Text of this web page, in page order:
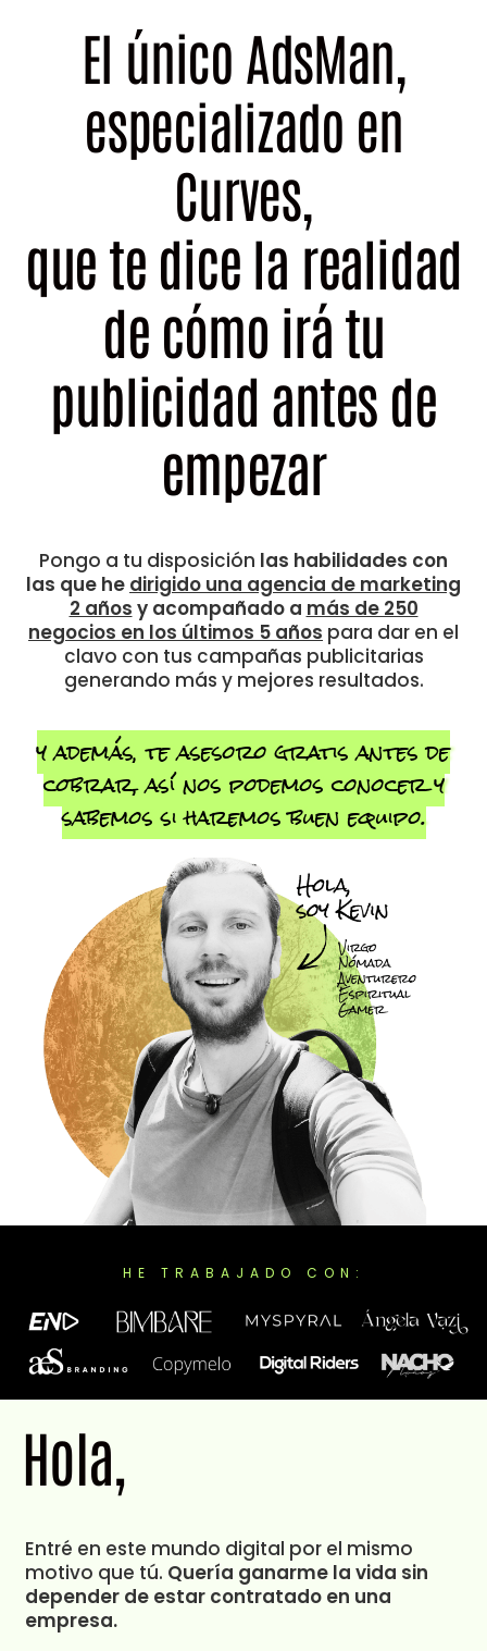
El único AdsMan,
especializado en
Curves,
que te dice la realidad
de cómo irá tu
publicidad antes de
empezar
Pongo a tu disposición las habilidades con
las que he dirigido una agencia de marketing
2 años y acompañado a más de 250
negocios en los últimos 5 años para dar en el
clavo con tus campañas publicitarias
generando más y mejores resultados.
y además, te asesoro gratis antes de
cobrar, así nos podemos conocer y
sabemos si haremos buen equipo.
HE TRABAJADO CON:
Hola,
Entré en este mundo digital por el mismo
motivo que tú. Quería ganarme la vida sin
depender de estar contratado en una
empresa.